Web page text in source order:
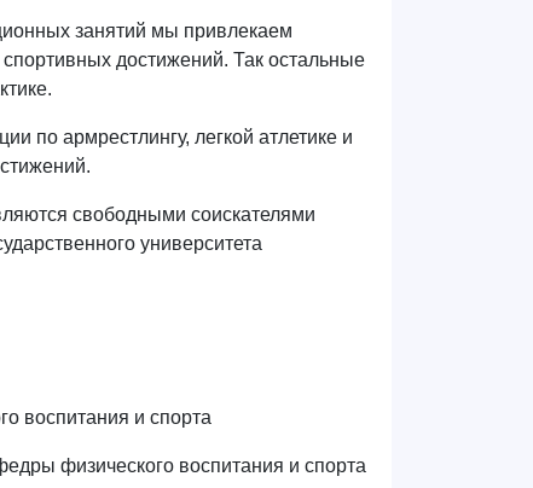
занятий мы привлекаем
достижений. Так остальные
по армрестлингу, легкой атлетике и
свободными соискателями
университета
воспитания и спорта
физического воспитания и спорта